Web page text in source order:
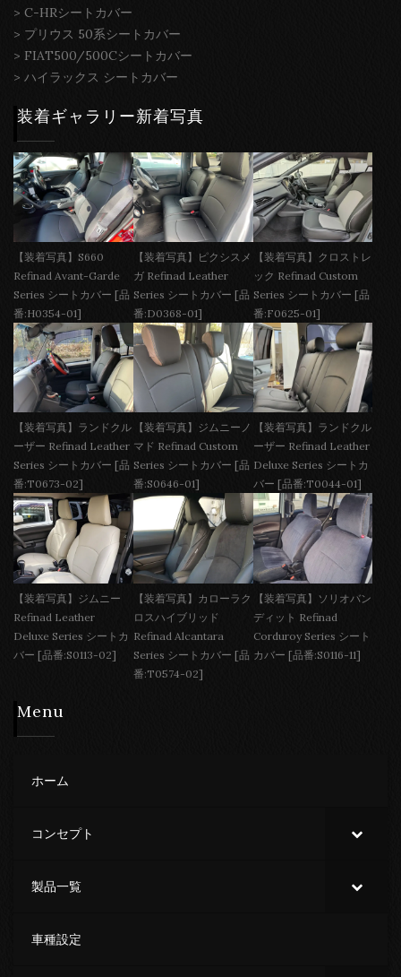
> C-HRシートカバー
> プリウス 50系シートカバー
> FIAT500/500Cシートカバー
> ハイラックス シートカバー
装着ギャラリー新着写真
【装着写真】S660
Refinad Avant-Garde
Series シートカバー [品
番:H0354-01]
【装着写真】ピクシスメ
ガ Refinad Leather
Series シートカバー [品
番:D0368-01]
【装着写真】クロストレ
ック Refinad Custom
Series シートカバー [品
番:F0625-01]
【装着写真】ランドクル
ーザー Refinad Leather
Series シートカバー [品
番:T0673-02]
【装着写真】ジムニーノ
マド Refinad Custom
Series シートカバー [品
番:S0646-01]
【装着写真】ランドクル
ーザー Refinad Leather
Deluxe Series シートカ
バー [品番:T0044-01]
【装着写真】ジムニー
Refinad Leather
Deluxe Series シートカ
バー [品番:S0113-02]
【装着写真】カローラク
ロスハイブリッド
Refinad Alcantara
Series シートカバー [品
番:T0574-02]
【装着写真】ソリオバン
ディット Refinad
Corduroy Series シート
カバー [品番:S0116-11]
Menu
ホーム
コンセプト
製品一覧
車種設定